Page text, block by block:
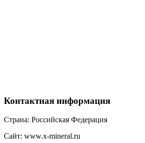
Контактная информация
Страна: Российская Федерация
Сайт: www.x-mineral.ru